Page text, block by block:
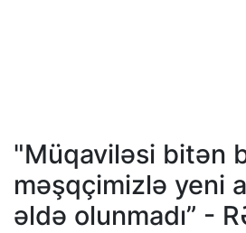
"Müqaviləsi bitən
məşqçimizlə yeni
əldə olunmadı” -